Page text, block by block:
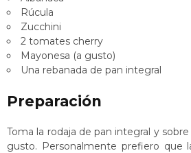
Rúcula
Zucchini
2 tomates cherry
Mayonesa (a gusto)
Una rebanada de pan integral
Preparación
Toma la rodaja de pan integral y
gusto. Personalmente prefiero que